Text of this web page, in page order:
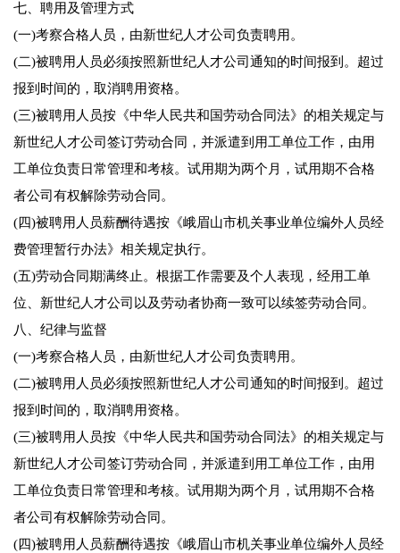
七、聘用及管理方式
(一)考察合格人员，由新世纪人才公司负责聘用。
(二)被聘用人员必须按照新世纪人才公司通知的时间报到。超过
报到时间的，取消聘用资格。
(三)被聘用人员按《中华人民共和国劳动合同法》的相关规定与
新世纪人才公司签订劳动合同，并派遣到用工单位工作，由用
工单位负责日常管理和考核。试用期为两个月，试用期不合格
者公司有权解除劳动合同。
(四)被聘用人员薪酬待遇按《峨眉山市机关事业单位编外人员经
费管理暂行办法》相关规定执行。
(五)劳动合同期满终止。根据工作需要及个人表现，经用工单
位、新世纪人才公司以及劳动者协商一致可以续签劳动合同。
八、纪律与监督
(一)考察合格人员，由新世纪人才公司负责聘用。
(二)被聘用人员必须按照新世纪人才公司通知的时间报到。超过
报到时间的，取消聘用资格。
(三)被聘用人员按《中华人民共和国劳动合同法》的相关规定与
新世纪人才公司签订劳动合同，并派遣到用工单位工作，由用
工单位负责日常管理和考核。试用期为两个月，试用期不合格
者公司有权解除劳动合同。
(四)被聘用人员薪酬待遇按《峨眉山市机关事业单位编外人员经